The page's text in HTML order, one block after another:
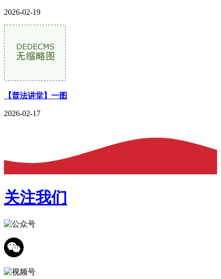
2026-02-19
【普法讲堂】一图
2026-02-17
关注我们